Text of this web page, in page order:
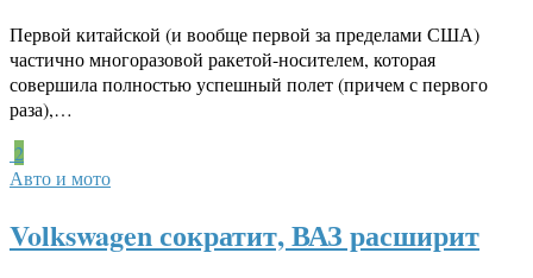
Первой китайской (и вообще первой за пределами США)
частично многоразовой ракетой-носителем, которая
совершила полностью успешный полет (причем с первого
раза),…
2
Авто и мото
Volkswagen сократит, ВАЗ расширит